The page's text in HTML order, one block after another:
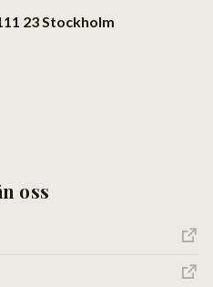
23 Stockholm
oss